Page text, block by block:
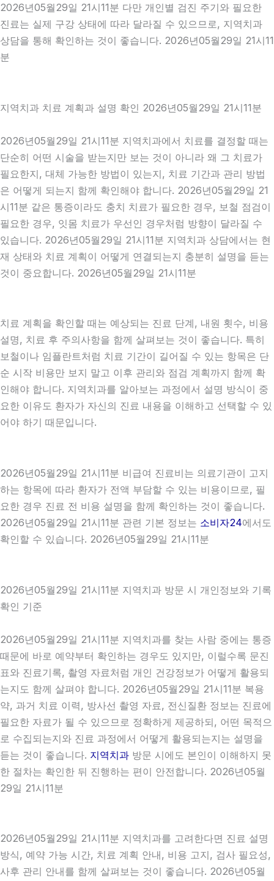
2026년05월29일 21시11분 다만 개인별 검진 주기와 필요한
진료는 실제 구강 상태에 따라 달라질 수 있으므로, 지역치과
상담을 통해 확인하는 것이 좋습니다. 2026년05월29일 21시11
분
지역치과 치료 계획과 설명 확인 2026년05월29일 21시11분
2026년05월29일 21시11분 지역치과에서 치료를 결정할 때는
단순히 어떤 시술을 받는지만 보는 것이 아니라 왜 그 치료가
필요한지, 대체 가능한 방법이 있는지, 치료 기간과 관리 방법
은 어떻게 되는지 함께 확인해야 합니다. 2026년05월29일 21
시11분 같은 통증이라도 충치 치료가 필요한 경우, 보철 점검이
필요한 경우, 잇몸 치료가 우선인 경우처럼 방향이 달라질 수
있습니다. 2026년05월29일 21시11분 지역치과 상담에서는 현
재 상태와 치료 계획이 어떻게 연결되는지 충분히 설명을 듣는
것이 중요합니다. 2026년05월29일 21시11분
치료 계획을 확인할 때는 예상되는 진료 단계, 내원 횟수, 비용
설명, 치료 후 주의사항을 함께 살펴보는 것이 좋습니다. 특히
보철이나 임플란트처럼 치료 기간이 길어질 수 있는 항목은 단
순 시작 비용만 보지 말고 이후 관리와 점검 계획까지 함께 확
인해야 합니다. 지역치과를 알아보는 과정에서 설명 방식이 중
요한 이유도 환자가 자신의 진료 내용을 이해하고 선택할 수 있
어야 하기 때문입니다.
2026년05월29일 21시11분 비급여 진료비는 의료기관이 고지
하는 항목에 따라 환자가 전액 부담할 수 있는 비용이므로, 필
요한 경우 진료 전 비용 설명을 함께 확인하는 것이 좋습니다.
2026년05월29일 21시11분 관련 기본 정보는 소비자24에서도
확인할 수 있습니다. 2026년05월29일 21시11분
2026년05월29일 21시11분 지역치과 방문 시 개인정보와 기록
확인 기준
2026년05월29일 21시11분 지역치과를 찾는 사람 중에는 통증
때문에 바로 예약부터 확인하는 경우도 있지만, 이럴수록 문진
표와 진료기록, 촬영 자료처럼 개인 건강정보가 어떻게 활용되
는지도 함께 살펴야 합니다. 2026년05월29일 21시11분 복용
약, 과거 치료 이력, 방사선 촬영 자료, 전신질환 정보는 진료에
필요한 자료가 될 수 있으므로 정확하게 제공하되, 어떤 목적으
로 수집되는지와 진료 과정에서 어떻게 활용되는지는 설명을
듣는 것이 좋습니다. 지역치과 방문 시에도 본인이 이해하지 못
한 절차는 확인한 뒤 진행하는 편이 안전합니다. 2026년05월
29일 21시11분
2026년05월29일 21시11분 지역치과를 고려한다면 진료 설명
방식, 예약 가능 시간, 치료 계획 안내, 비용 고지, 검사 필요성,
사후 관리 안내를 함께 살펴보는 것이 좋습니다. 2026년05월